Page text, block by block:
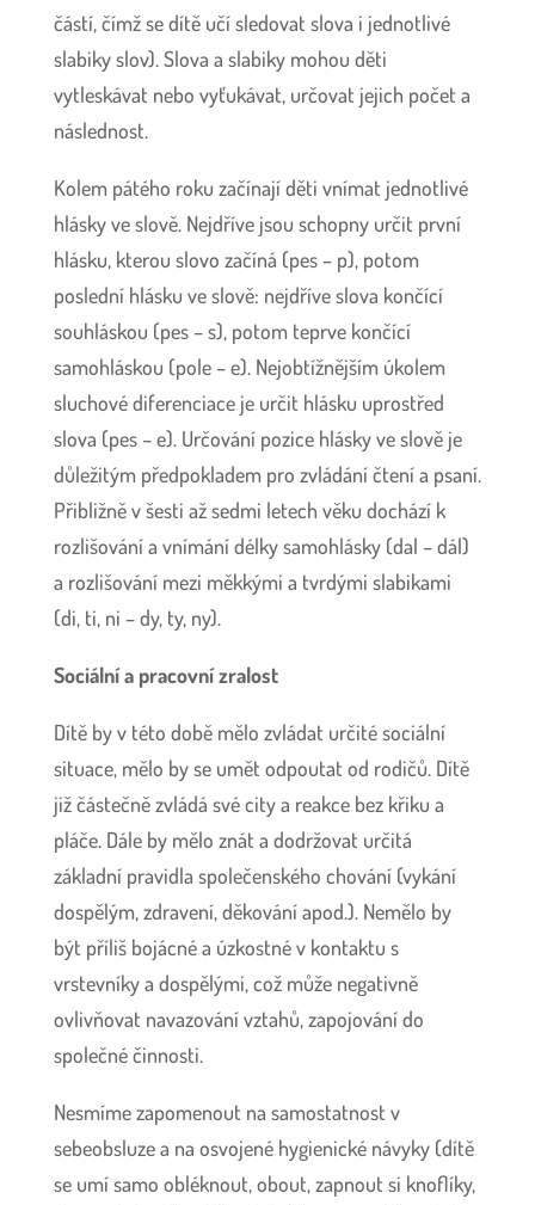
částí, čímž se dítě učí sledovat slova i jednotlivé
slabiky slov). Slova a slabiky mohou děti
vytleskávat nebo vyťukávat, určovat jejich počet a
následnost.
Kolem pátého roku začínají děti vnímat jednotlivé
hlásky ve slově. Nejdříve jsou schopny určit první
hlásku, kterou slovo začíná (pes – p), potom
poslední hlásku ve slově: nejdříve slova končící
souhláskou (pes – s), potom teprve končící
samohláskou (pole – e). Nejobtížnějším úkolem
sluchové diferenciace je určit hlásku uprostřed
slova (pes – e). Určování pozice hlásky ve slově je
důležitým předpokladem pro zvládání čtení a psaní.
Přibližně v šesti až sedmi letech věku dochází k
rozlišování a vnímání délky samohlásky (dal – dál)
a rozlišování mezi měkkými a tvrdými slabikami
(di, ti, ni – dy, ty, ny).
Sociální a pracovní zralost
Dítě by v této době mělo zvládat určité sociální
situace, mělo by se umět odpoutat od rodičů. Dítě
již částečně zvládá své city a reakce bez křiku a
pláče. Dále by mělo znát a dodržovat určitá
základní pravidla společenského chování (vykání
dospělým, zdravení, děkování apod.). Nemělo by
být příliš bojácné a úzkostné v kontaktu s
vrstevníky a dospělými, což může negativně
ovlivňovat navazování vztahů, zapojování do
společné činnosti.
Nesmíme zapomenout na samostatnost v
sebeobsluze a na osvojené hygienické návyky (dítě
se umí samo obléknout, obout, zapnout si knoflíky,